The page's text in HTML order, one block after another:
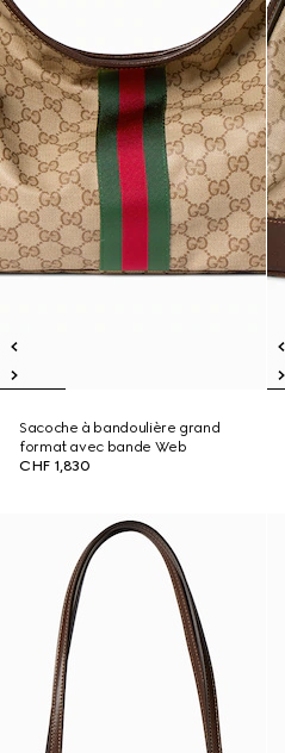
Sacoche à bandoulière grand
format avec bande Web
CHF 1,830